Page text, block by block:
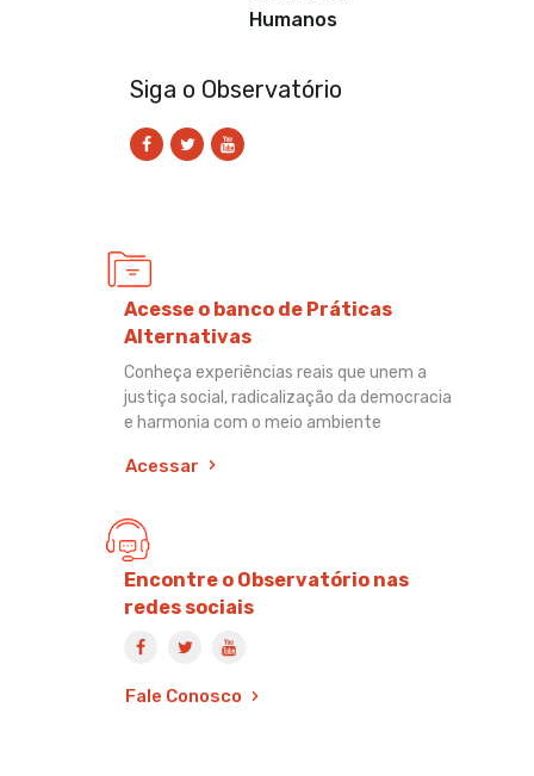
Humanos
Siga o Observatório
Acesse o banco de Práticas
Alternativas
Conheça experiências reais que unem a
justiça social, radicalização da democracia
e harmonia com o meio ambiente
Acessar
Encontre o Observatório nas
redes sociais
Fale Conosco